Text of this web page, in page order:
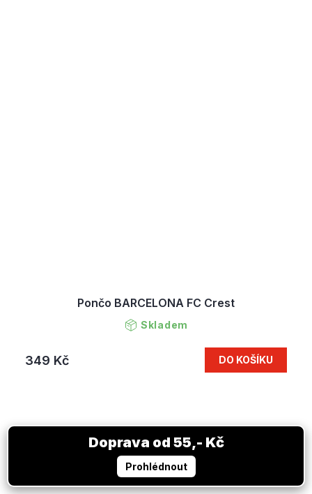
Pončo BARCELONA FC Crest
Skladem
349 Kč DO KOŠÍKU